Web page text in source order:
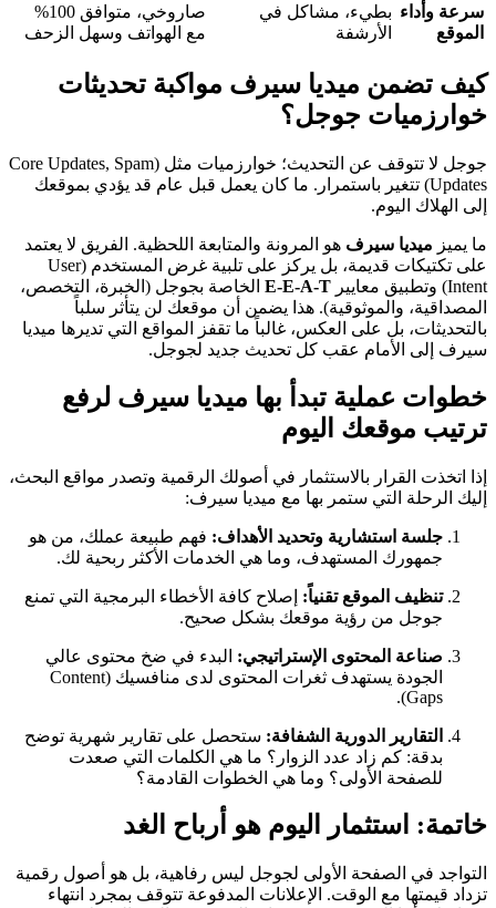
سرعة وأداء
الموقع
بطيء، مشاكل في
الأرشفة
صاروخي، متوافق 100%
مع الهواتف وسهل الزحف
كيف تضمن ميديا سيرف مواكبة تحديثات
خوارزميات جوجل؟
جوجل لا تتوقف عن التحديث؛ خوارزميات مثل (Core Updates, Spam
Updates) تتغير باستمرار. ما كان يعمل قبل عام قد يؤدي بموقعك
إلى الهلاك اليوم.
ما يميز ميديا سيرف هو المرونة والمتابعة اللحظية. الفريق لا يعتمد
على تكتيكات قديمة، بل يركز على تلبية غرض المستخدم (User
Intent) وتطبيق معايير
E-E-A-T الخاصة بجوجل (الخبرة، التخصص،
المصداقية، والموثوقية). هذا يضمن أن موقعك لن يتأثر سلباً
بالتحديثات، بل على العكس، غالباً ما تقفز المواقع التي تديرها ميديا
سيرف إلى الأمام عقب كل تحديث جديد لجوجل.
خطوات عملية تبدأ بها ميديا سيرف لرفع
ترتيب موقعك اليوم
إذا اتخذت القرار بالاستثمار في أصولك الرقمية وتصدر مواقع البحث،
إليك الرحلة التي ستمر بها مع ميديا سيرف:
جلسة استشارية وتحديد الأهداف: فهم طبيعة عملك، من هو
جمهورك المستهدف، وما هي الخدمات الأكثر ربحية لك.
تنظيف الموقع تقنياً: إصلاح كافة الأخطاء البرمجية التي تمنع
جوجل من رؤية موقعك بشكل صحيح.
صناعة المحتوى الإستراتيجي: البدء في ضخ محتوى عالي
الجودة يستهدف ثغرات المحتوى لدى منافسيك (Content
Gaps).
التقارير الدورية الشفافة: ستحصل على تقارير شهرية توضح
بدقة: كم زاد عدد الزوار؟ ما هي الكلمات التي صعدت
للصفحة الأولى؟ وما هي الخطوات القادمة؟
خاتمة: استثمار اليوم هو أرباح الغد
التواجد في الصفحة الأولى لجوجل ليس رفاهية، بل هو أصول رقمية
تزداد قيمتها مع الوقت. الإعلانات المدفوعة تتوقف بمجرد انتهاء